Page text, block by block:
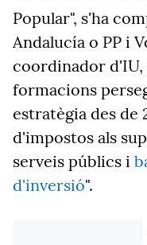
Popular", s'ha
Andalucía o PP i
coordinador d'IU,
formacions
estratègia des de
d'impostos als
serveis públics i
d'inversió".